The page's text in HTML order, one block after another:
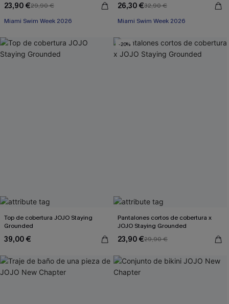
23,90 €29,90 €
Miami Swim Week 2026
26,30 €32,90 €
Miami Swim Week 2026
Top de cobertura JOJO Staying
Grounded
39,00 €
-20%
Pantalones cortos de cobertura x
JOJO Staying Grounded
23,90 €29,90 €